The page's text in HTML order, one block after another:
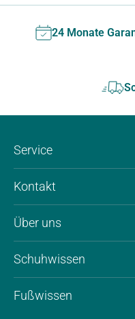
24 Monate
Service
Kontakt
Über uns
Schuhwissen
Fußwissen